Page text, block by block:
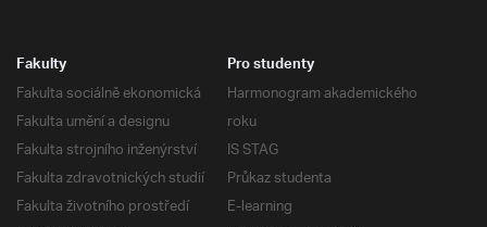
Fakulty
Fakulta sociálně ekonomická
Fakulta umění a designu
Fakulta strojního inženýrství
Fakulta zdravotnických studií
Fakulta životního prostředí
Pro studenty
Harmonogram akademického
roku
IS STAG
Průkaz studenta
E-learning